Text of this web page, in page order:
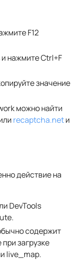
F12
нажмите Ctrl+F
значение
можно найти
recaptcha.netи
действие на
DevTools
содержит
загрузке
live_map.